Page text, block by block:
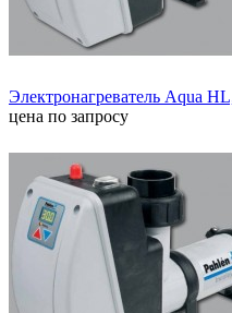
Электронагреватель Aqua
цена по запросу